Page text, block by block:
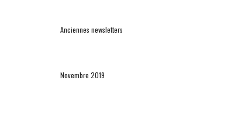
Anciennes newsletters
Novembre 2019